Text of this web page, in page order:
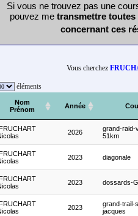
Si vous ne trouvez pas une
pouvez me transmettre
concernant ces
Vous cherchez
éléments
Nom
Prénom
Année
2026
grand-raid-
51km
2023 diagonale
2023 dossards-
2023
grand-trail-
jacques